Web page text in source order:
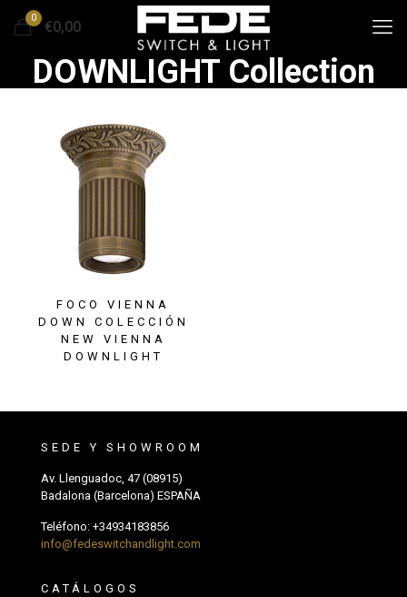
0
€0,00
DOWNLIGHT Collection
FOCO VIENNA
DOWN COLECCIÓN
NEW VIENNA
DOWNLIGHT
SEDE Y SHOWROOM
Av. Llenguadoc, 47 (08915)
Badalona (Barcelona) ESPAÑA
Teléfono: +34934183856
info@fedeswitchandlight.com
CATÁLOGOS